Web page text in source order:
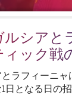
シアと
ック戦
ラフィーニ
日となる日の